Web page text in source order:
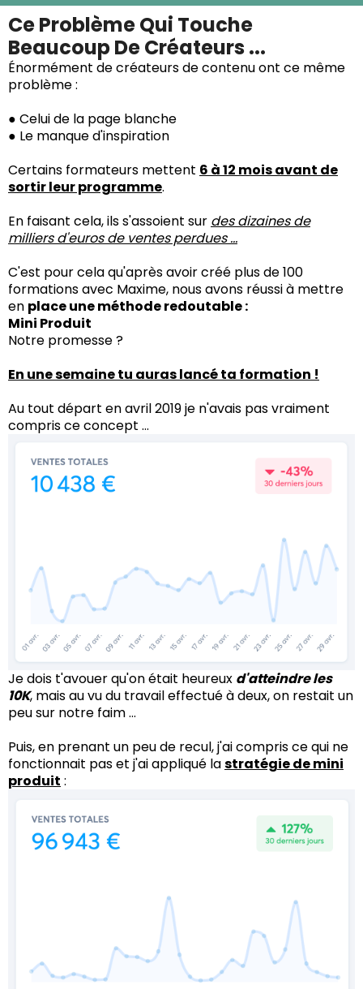
Ce Problème Qui Touche
Beaucoup De Créateurs ...
Énormément de créateurs de contenu ont ce même
problème :
● Celui de la page blanche
● Le manque d'inspiration
Certains formateurs mettent 6 à 12 mois avant de
sortir leur programme.
En faisant cela, ils s'assoient sur des dizaines de
milliers d'euros de ventes perdues ...
C'est pour cela qu'après avoir créé plus de 100
formations avec Maxime, nous avons réussi à mettre
en place une méthode redoutable :
Mini Produit
Notre promesse ?
En une semaine tu auras lancé ta formation !
Au tout départ en avril 2019 je n'avais pas vraiment
compris ce concept ...
Je dois t'avouer qu'on était heureux d'atteindre les
10K, mais au vu du travail effectué à deux, on restait un
peu sur notre faim ...
Puis, en prenant un peu de recul, j'ai compris ce qui ne
fonctionnait pas et j'ai appliqué lastratégie de mini
produit :